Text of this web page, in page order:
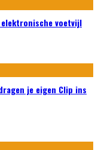
voetvijl
je eigen Clip ins